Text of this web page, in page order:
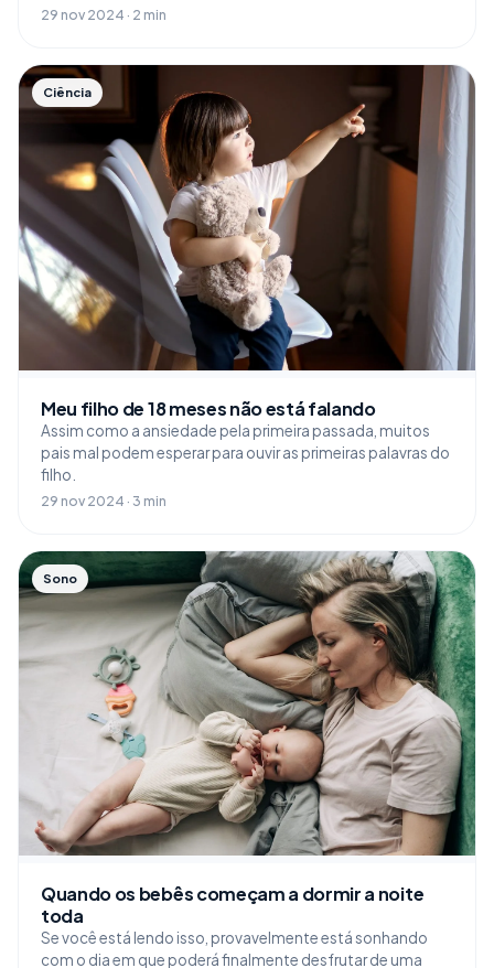
29 nov 2024 · 2 min
Ciência
Meu filho de 18 meses não está falando
Assim como a ansiedade pela primeira passada, muitos
pais mal podem esperar para ouvir as primeiras palavras do
filho.
29 nov 2024 · 3 min
Sono
Quando os bebês começam a dormir a noite
toda
Se você está lendo isso, provavelmente está sonhando
com o dia em que poderá finalmente desfrutar de uma